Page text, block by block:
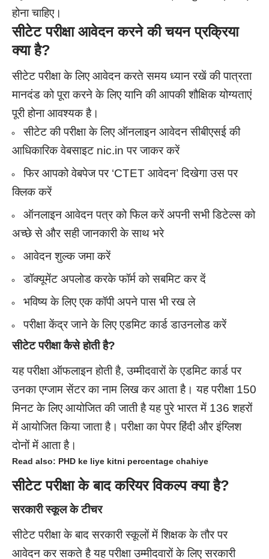
होना चाहिए।
सीटेट परीक्षा आवेदन करने की चयन प्रक्रिया
क्या है?
सीटेट परीक्षा के लिए आवेदन करते समय ध्यान रखें की पात्रता
मानदंड को पूरा करने के लिए यानि की आपकी शौक्षिक योग्यताएं
पूरी होना आवश्यक है।
सीटेट की परीक्षा के लिए ऑनलाइन आवेदन सीबीएसई की
आधिकारिक वेबसाइट nic.in पर जाकर करें
फिर आपको वेबपेज पर ‘CTET आवेदन’ दिखेगा उस पर
क्लिक करें
ऑनलाइन आवेदन पत्र को फिल करें अपनी सभी डिटेल्स को
अच्छे से और सही जानकारी के साथ भरे
आवेदन शुल्क जमा करें
डॉक्यूमेंट अपलोड करके फॉर्म को सबमिट कर दें
भविष्य के लिए एक कॉपी अपने पास भी रख ले
परीक्षा केंद्र जाने के लिए एडमिट कार्ड डाउनलोड करें
सीटेट परीक्षा कैसे होती है?
यह परीक्षा ऑफलाइन होती है, उम्मीदवारों के एडमिट कार्ड पर
उनका एग्जाम सेंटर का नाम लिख कर आता है। यह परीक्षा 150
मिनट के लिए आयोजित की जाती है यह पुरे भारत में 136 शहरों
में आयोजित किया जाता है। परीक्षा का पेपर हिंदी और इंग्लिश
दोनों में आता है।
Read also: PHD ke liye kitni percentage chahiye
सीटेट परीक्षा के बाद करियर विकल्प क्या है?
सरकारी स्कूल के टीचर
सीटेट परीक्षा के बाद सरकारी स्कूलों में शिक्षक के तौर पर
आवेदन कर सकते है यह परीक्षा उम्मीदवारों के लिए सरकारी